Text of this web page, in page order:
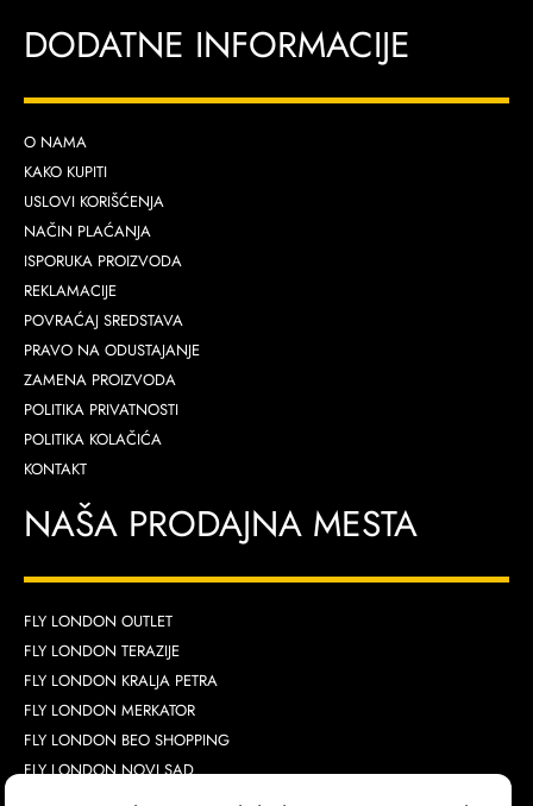
DODATNE INFORMACIJE
O NAMA
KAKO KUPITI
USLOVI KORIŠĆENJA
NAČIN PLAĆANJA
ISPORUKA PROIZVODA
REKLAMACIJE
POVRAĆAJ SREDSTAVA
PRAVO NA ODUSTAJANJE
ZAMENA PROIZVODA
POLITIKA PRIVATNOSTI
POLITIKA KOLAČIĆA
KONTAKT
NAŠA PRODAJNA MESTA
FLY LONDON OUTLET
FLY LONDON TERAZIJE
FLY LONDON KRALJA PETRA
FLY LONDON MERKATOR
FLY LONDON BEO SHOPPING
FLY LONDON NOVI SAD
FLY LONDON GALERIJA